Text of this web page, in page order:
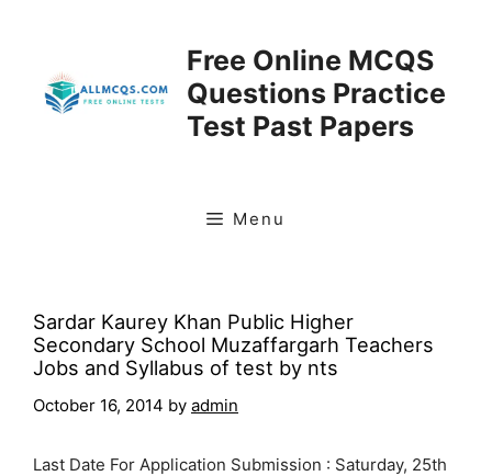
Free Online MCQS
Questions Practice
Test Past Papers
Menu
Sardar Kaurey Khan Public Higher
Secondary School Muzaffargarh Teachers
Jobs and Syllabus of test by nts
October 16, 2014 by admin
Last Date For Application Submission : Saturday, 25th